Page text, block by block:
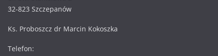
32-823 Szczepanów
Ks. Proboszcz dr Marcin Kokoszka
Telefon: